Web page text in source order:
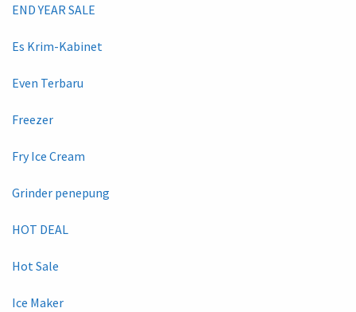
END YEAR SALE
Es Krim-Kabinet
Even Terbaru
Freezer
Fry Ice Cream
Grinder penepung
HOT DEAL
Hot Sale
Ice Maker